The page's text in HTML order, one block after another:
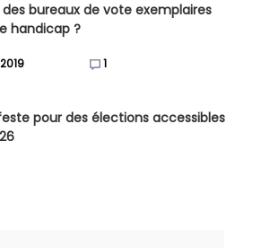
des bureaux de vote exemplaires
handicap ?
1
pour des élections accessibles